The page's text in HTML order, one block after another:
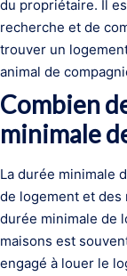
du propriétaire. Il
recherche et de
trouver un
animal de
Combien
minimale
La durée minimale
de logement et des
durée minimale de
maisons est
engagé à louer le